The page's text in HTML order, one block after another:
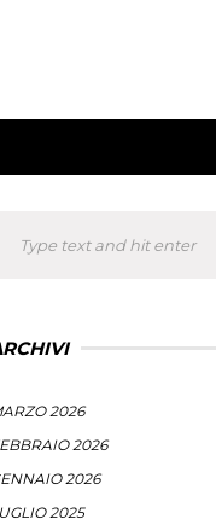
2026
2026
2026
2025